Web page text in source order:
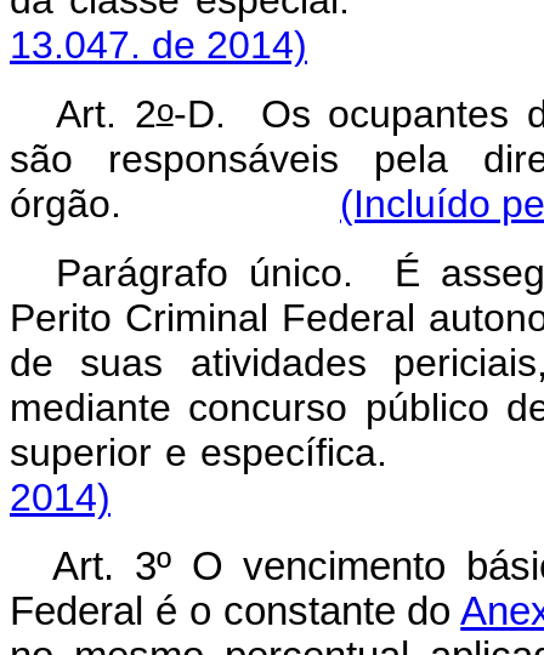
13.047. de 2014)
Art. 2o-D. Os ocupantes
são responsáveis pela
órgão. (Incluído
Parágrafo único. É
Perito Criminal Federal
de suas atividades
mediante concurso público
superior e
2014)
Art. 3º O vencimento
Federal é o constante do